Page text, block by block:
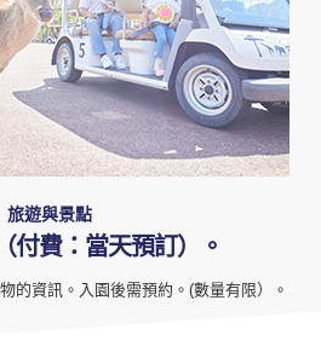
旅遊與景點
付費：當天預訂）。
的資訊。入園後需預約。(數量有限）。